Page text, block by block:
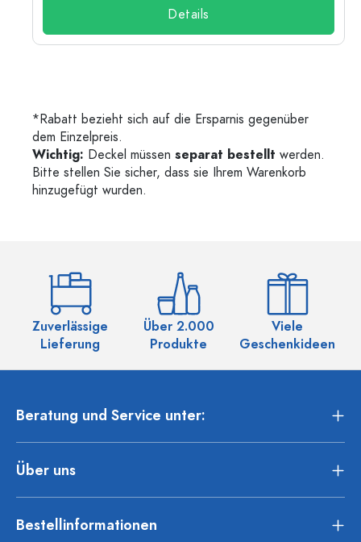
Details
*Rabatt bezieht sich auf die Ersparnis gegenüber
dem Einzelpreis.
Wichtig: Deckel müssen separat bestellt werden.
Bitte stellen Sie sicher, dass sie Ihrem Warenkorb
hinzugefügt wurden.
Zuverlässige
Lieferung
Über 2.000
Produkte
Viele
Geschenkideen
Beratung und Service unter:
Über uns
Bestellinformationen